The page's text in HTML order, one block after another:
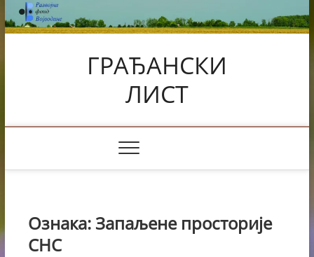
Skip
to
content
ГРАЂАНСКИ
ЛИСТ
Ознака: Запаљене просторије
СНС